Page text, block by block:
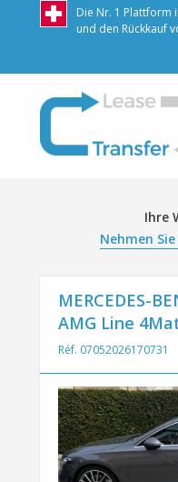
Die Nr. 1 Plattform
und den Rückkauf
LeaseTransfer
Ihre
Nehmen
MERCEDES-
AMG Line
Réf. 07052026170731